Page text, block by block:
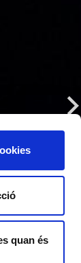
quan és
Next